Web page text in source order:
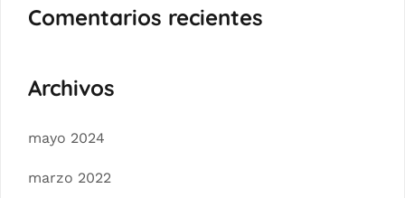
Comentarios recientes
Archivos
mayo 2024
marzo 2022